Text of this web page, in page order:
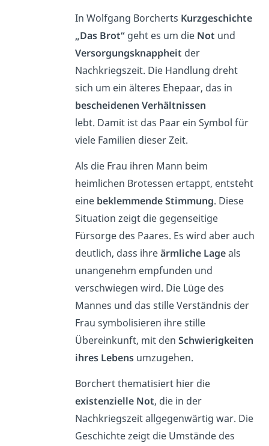
In Wolfgang Borcherts Kurzgeschichte
„Das Brot“ geht es um die Not und
Versorgungsknappheit der
Nachkriegszeit. Die Handlung dreht
sich um ein älteres Ehepaar, das in
bescheidenen Verhältnissen
lebt. Damit ist das Paar ein Symbol für
viele Familien dieser Zeit.
Als die Frau ihren Mann beim
heimlichen Brotessen ertappt, entsteht
eine beklemmende Stimmung. Diese
Situation zeigt die gegenseitige
Fürsorge des Paares. Es wird aber auch
deutlich, dass ihreärmliche Lageals
unangenehm empfunden und
verschwiegen wird. Die Lüge des
Mannes und das stille Verständnis der
Frau symbolisieren ihre stille
Übereinkunft, mit denSchwierigkeiten
ihres Lebens umzugehen.
Borchert thematisiert hier die
existenzielle Not, die in der
Nachkriegszeit allgegenwärtig war. Die
Geschichte zeigt die Umstände des